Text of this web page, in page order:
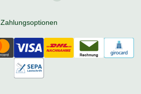
Zahlungsoptionen